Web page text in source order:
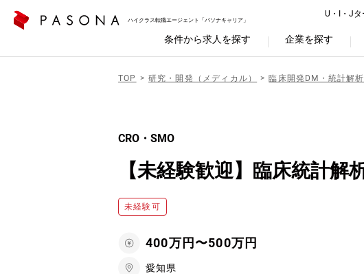
ハイクラス転職エージェント「パソナキャリア」
U・I・Jタ
条件から求人を探す 企業を探す
TOP 研究・開発（メディカル） 臨床開発DM・統計解析
CRO・SMO
【未経験歓迎】臨床統計解
未経験可
400万円〜500万円
愛知県